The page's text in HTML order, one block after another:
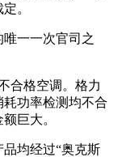
。
一一次官司之
合格空调。格力
功率检测均不合
巨大。
均经过“奥克斯